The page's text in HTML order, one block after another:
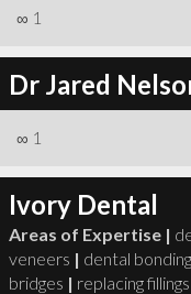
∞ 1
Dr Jared
∞ 1
Ivory Dental
Areas of Expertise |
veneers | dental bonding
bridges | replacing fillings